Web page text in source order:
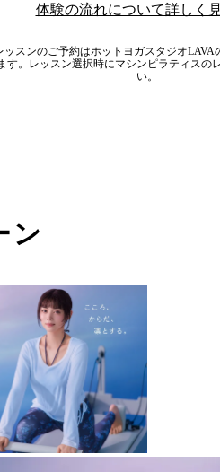
体験の流れについて詳しく
スンのご予約はホットヨガスタジオLAVA
す。レッスン選択時にマシンピラティスの
い。
ン